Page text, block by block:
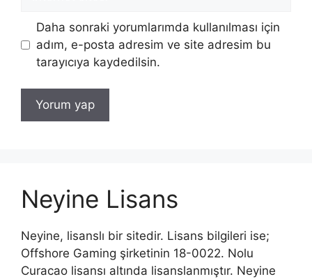
sitesi
Daha sonraki yorumlarımda kullanılması için
adım, e-posta adresim ve site adresim bu
tarayıcıya kaydedilsin.
Neyine Lisans
Neyine, lisanslı bir sitedir. Lisans bilgileri ise;
Offshore Gaming şirketinin 18-0022. Nolu
Curacao lisansı altında lisanslanmıştır. Neyine